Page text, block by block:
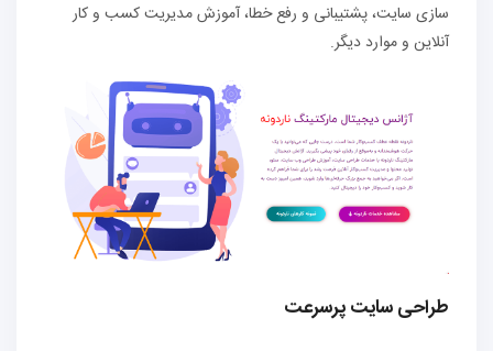
سازی سایت، پشتیبانی و رفع خطا، آموزش مدیریت کسب و کار
آنلاین و موارد دیگر.
طراحی سایت پرسرعت